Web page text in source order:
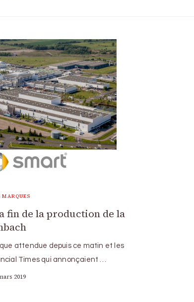
MARQUES
fin de la production de la
attendue depuis ce matin et les
Times qui annonçaient …
2019